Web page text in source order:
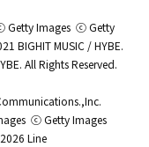
Getty Images ⓒ Getty
BIGHIT MUSIC / HYBE.
All Rights Reserved.
ⓒ Getty Images
Line